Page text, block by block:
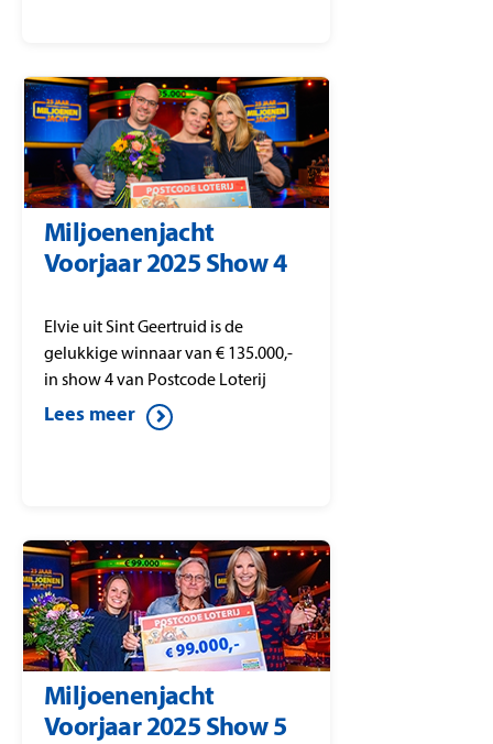
Miljoenenjacht
Voorjaar 2025 Show 4
Elvie uit Sint Geertruid is de
gelukkige winnaar van € 135.000,-
in show 4 van Postcode Loterij
Miljoenenjacht.
Lees meer
Miljoenenjacht
Voorjaar 2025 Show 5